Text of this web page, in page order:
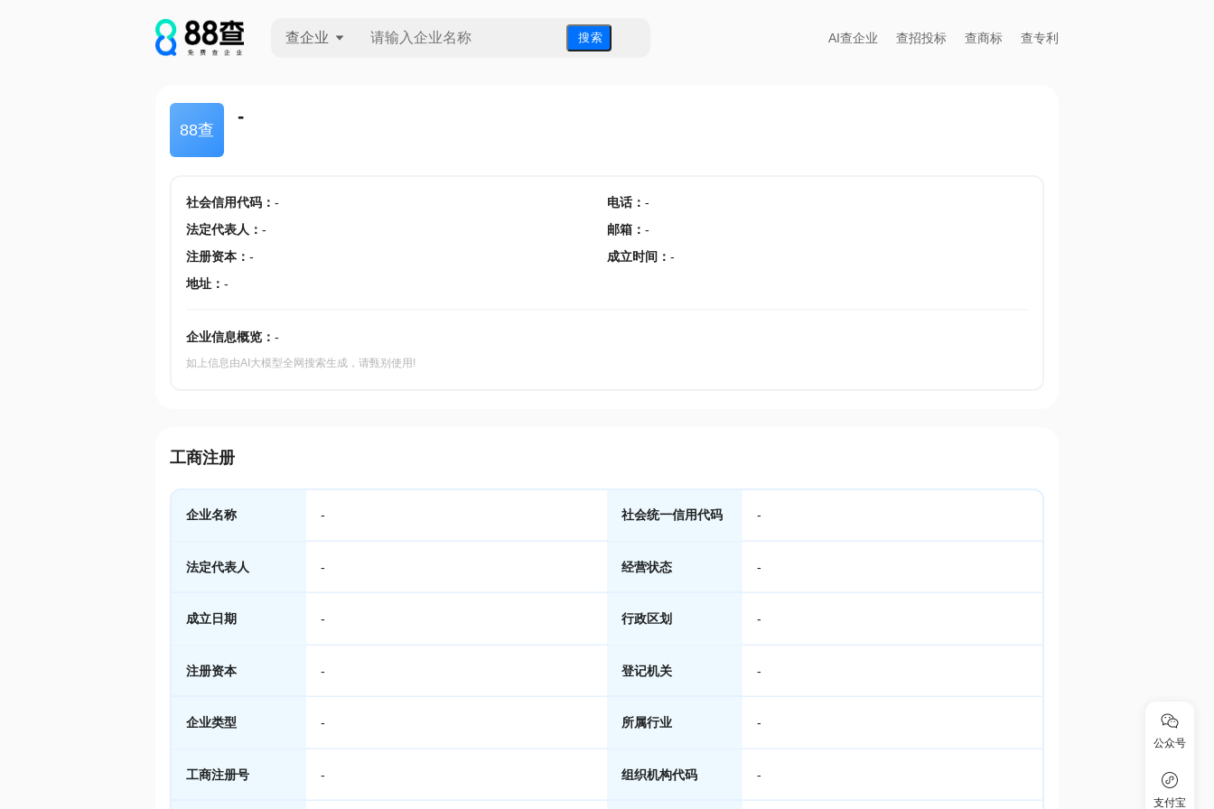
查企业 搜 索 AI查企业 查招投标 查商标 查专利
88查
-
社会信用代码： - 电话： -
法定代表人 ： - 邮箱 ： -
注册资本： - 成立时间 ： -
地址： -
企业信息概览： -
如上信息由AI大模型全网搜索生成，请甄别使用!
工商注册
企业名称 - 社会统一信用代码 -
法定代表人 - 经营状态 -
成立日期 - 行政区划 -
注册资本 - 登记机关 -
企业类型 - 所属行业 -
工商注册号 - 组织机构代码 -
公众号
支付宝